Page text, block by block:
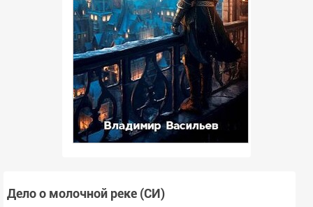
Дело о молочной реке (СИ)